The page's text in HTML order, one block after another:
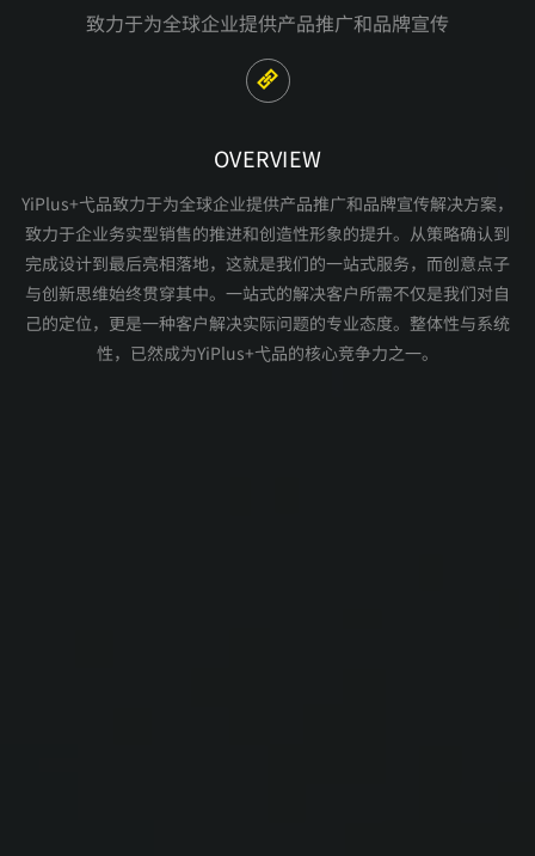
致力于为全球企业提供产品推广和品牌宣传
OVERVIEW
YiPlus+弋品致力于为全球企业提供产品推广和品牌宣传解决方案，
致力于企业务实型销售的推进和创造性形象的提升。从策略确认到
完成设计到最后亮相落地，这就是我们的一站式服务，而创意点子
与创新思维始终贯穿其中。一站式的解决客户所需不仅是我们对自
己的定位，更是一种客户解决实际问题的专业态度。整体性与系统
性，已然成为YiPlus+弋品的核心竞争力之一。